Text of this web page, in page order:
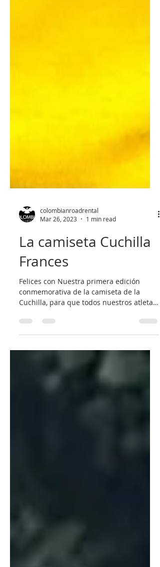
Mar 26, 2023
1 min read
La camiseta Cuchilla
Frances
Felices con Nuestra primera edición
Cuchilla, para que todos nuestros atletas
puedan llevar un bello...